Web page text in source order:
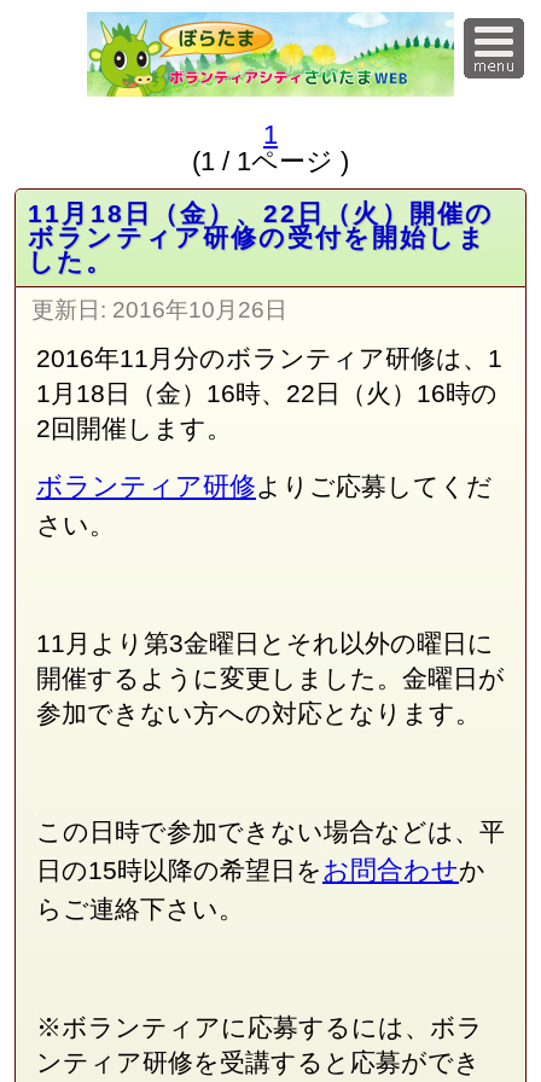
1
(1 / 1ページ )
11月18日（金）、22日（火）開催の
ボランティア研修の受付を開始しま
した。
更新日: 2016年10月26日
2016年11月分のボランティア研修は、1
1月18日（金）16時、22日（火）16時の
2回開催します。
ボランティア研修よりご応募してくだ
さい。
11月より第3金曜日とそれ以外の曜日に
開催するように変更しました。金曜日が
参加できない方への対応となります。
この日時で参加できない場合などは、平
日の15時以降の希望日をお問合わせか
らご連絡下さい。
※ボランティアに応募するには、ボラ
ンティア研修を受講すると応募ができ